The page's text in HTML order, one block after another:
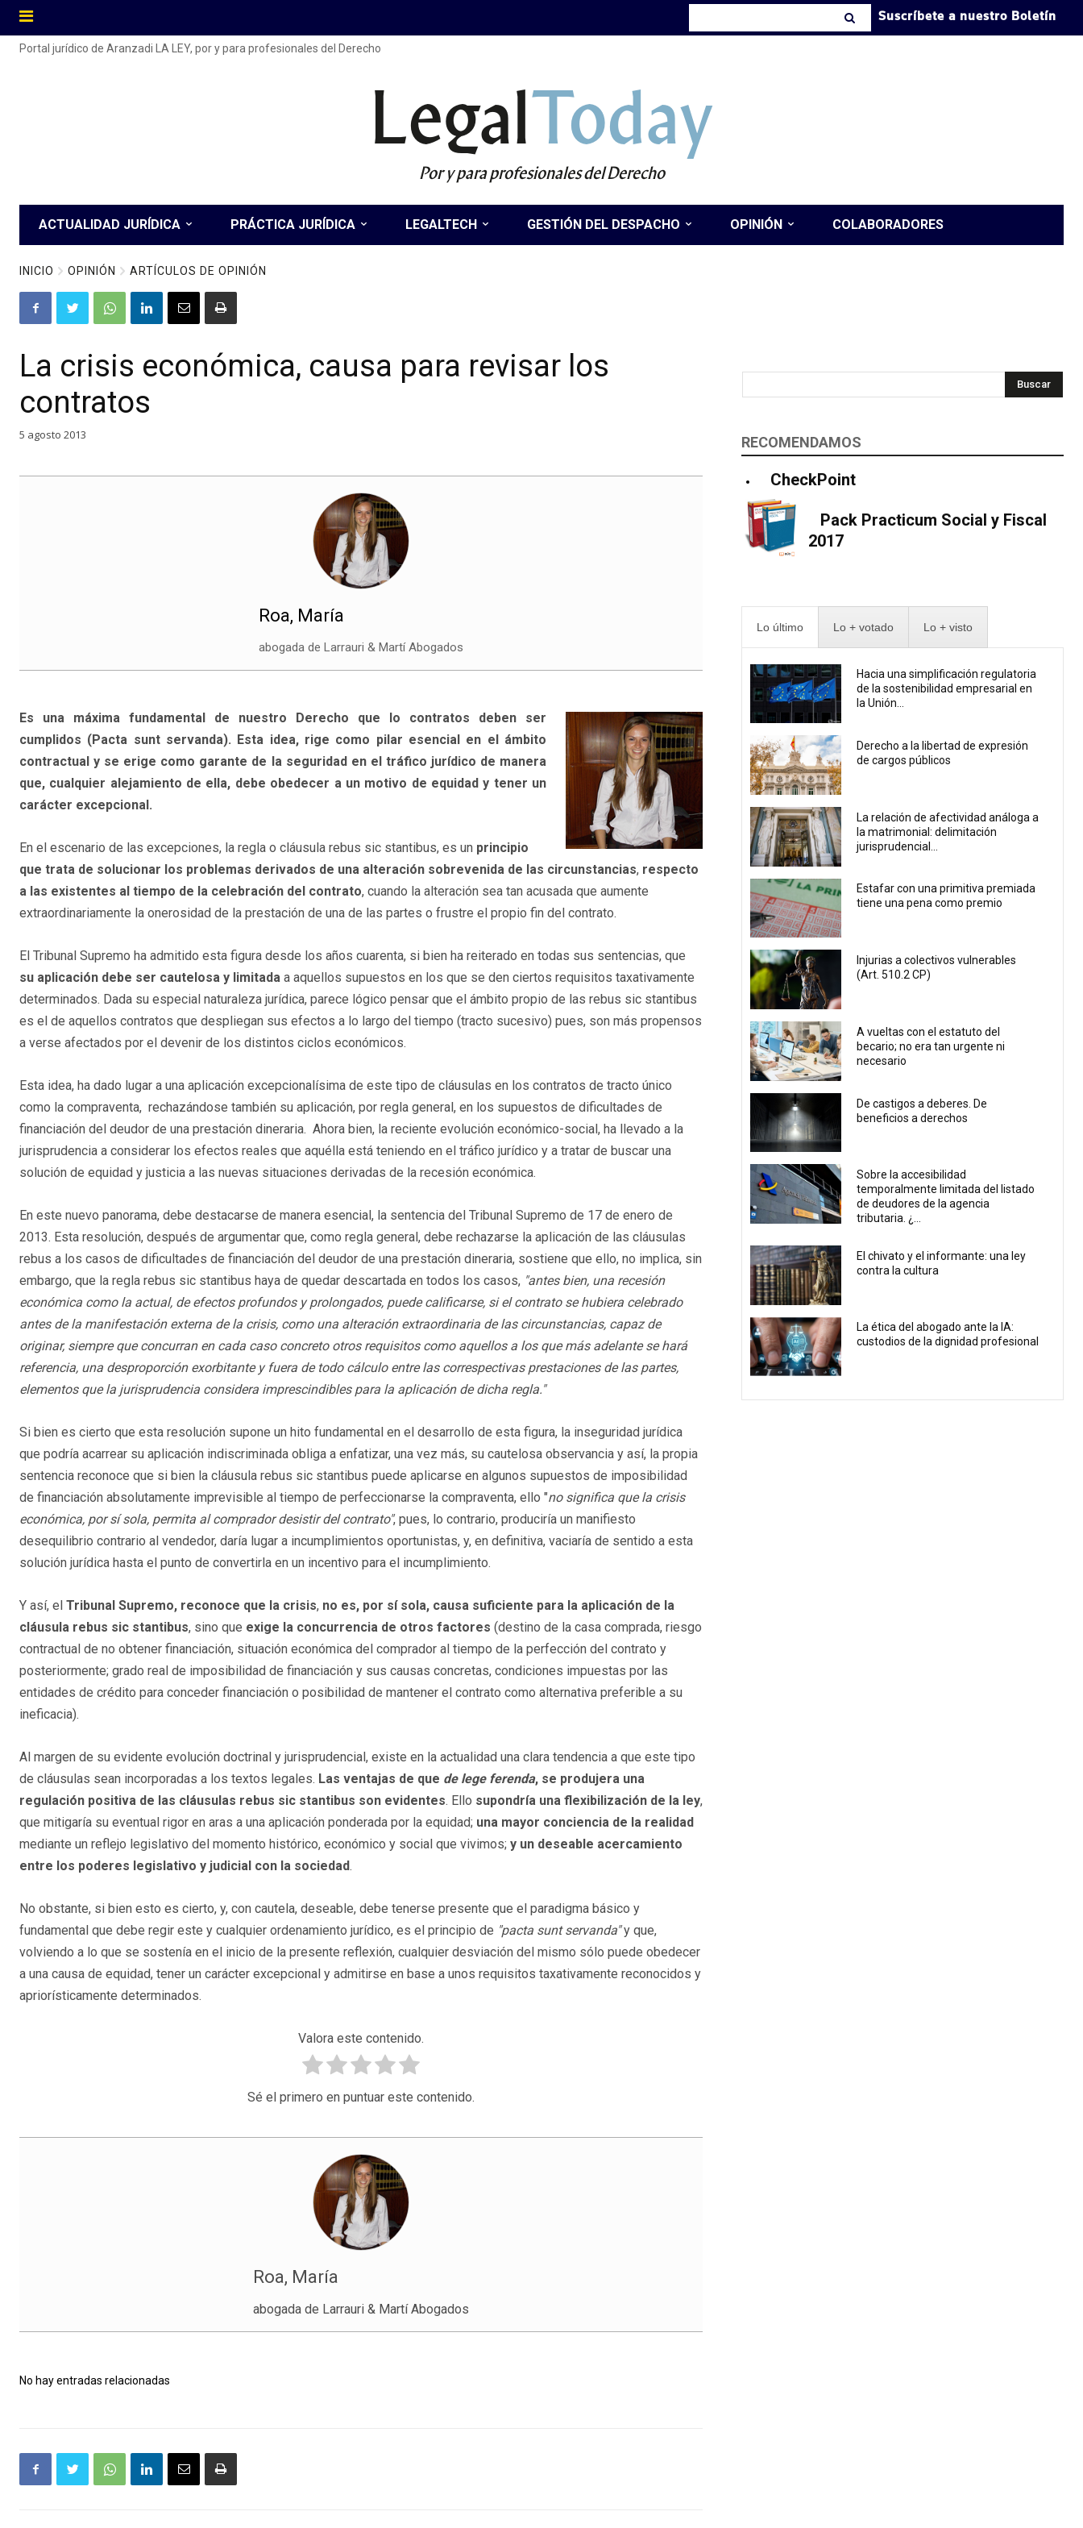
Suscríbete a nuestro Boletín
Portal jurídico de Aranzadi LA LEY, por y para profesionales del Derecho
LegalToday
Por y para profesionales del Derecho
ACTUALIDAD JURÍDICA PRÁCTICA JURÍDICA LEGALTECH GESTIÓN DEL DESPACHO OPINIÓN COLABORADORES
INICIO OPINIÓN ARTÍCULOS DE OPINIÓN
La crisis económica, causa para revisar los
contratos
5 agosto 2013
Roa, María
abogada de Larrauri & Martí Abogados
Es una máxima fundamental de nuestro Derecho que lo contratos deben ser
cumplidos (Pacta sunt servanda). Esta idea, rige como pilar esencial en el ámbito
contractual y se erige como garante de la seguridad en el tráfico jurídico de manera
que, cualquier alejamiento de ella, debe obedecer a un motivo de equidad y tener un
carácter excepcional.
En el escenario de las excepciones, la regla o cláusula rebus sic stantibus, es un principio
que trata de solucionar los problemas derivados de una alteración sobrevenida de las circunstancias, respecto
a las existentes al tiempo de la celebración del contrato, cuando la alteración sea tan acusada que aumente
extraordinariamente la onerosidad de la prestación de una de las partes o frustre el propio fin del contrato.
El Tribunal Supremo ha admitido esta figura desde los años cuarenta, si bien ha reiterado en todas sus sentencias, que
su aplicación debe ser cautelosa y limitada a aquellos supuestos en los que se den ciertos requisitos taxativamente
determinados. Dada su especial naturaleza jurídica, parece lógico pensar que el ámbito propio de las rebus sic stantibus
es el de aquellos contratos que despliegan sus efectos a lo largo del tiempo (tracto sucesivo) pues, son más propensos
a verse afectados por el devenir de los distintos ciclos económicos.
Esta idea, ha dado lugar a una aplicación excepcionalísima de este tipo de cláusulas en los contratos de tracto único
como la compraventa, rechazándose también su aplicación, por regla general, en los supuestos de dificultades de
financiación del deudor de una prestación dineraria. Ahora bien, la reciente evolución económico-social, ha llevado a la
jurisprudencia a considerar los efectos reales que aquélla está teniendo en el tráfico jurídico y a tratar de buscar una
solución de equidad y justicia a las nuevas situaciones derivadas de la recesión económica.
En este nuevo panorama, debe destacarse de manera esencial, la sentencia del Tribunal Supremo de 17 de enero de
2013. Esta resolución, después de argumentar que, como regla general, debe rechazarse la aplicación de las cláusulas
rebus a los casos de dificultades de financiación del deudor de una prestación dineraria, sostiene que ello, no implica, sin
embargo, que la regla rebus sic stantibus haya de quedar descartada en todos los casos, "antes bien, una recesión
económica como la actual, de efectos profundos y prolongados, puede calificarse, si el contrato se hubiera celebrado
antes de la manifestación externa de la crisis, como una alteración extraordinaria de las circunstancias, capaz de
originar, siempre que concurran en cada caso concreto otros requisitos como aquellos a los que más adelante se hará
referencia, una desproporción exorbitante y fuera de todo cálculo entre las correspectivas prestaciones de las partes,
elementos que la jurisprudencia considera imprescindibles para la aplicación de dicha regla."
Si bien es cierto que esta resolución supone un hito fundamental en el desarrollo de esta figura, la inseguridad jurídica
que podría acarrear su aplicación indiscriminada obliga a enfatizar, una vez más, su cautelosa observancia y así, la propia
sentencia reconoce que si bien la cláusula rebus sic stantibus puede aplicarse en algunos supuestos de imposibilidad
de financiación absolutamente imprevisible al tiempo de perfeccionarse la compraventa, ello "no significa que la crisis
económica, por sí sola, permita al comprador desistir del contrato", pues, lo contrario, produciría un manifiesto
desequilibrio contrario al vendedor, daría lugar a incumplimientos oportunistas, y, en definitiva, vaciaría de sentido a esta
solución jurídica hasta el punto de convertirla en un incentivo para el incumplimiento.
Y así, el Tribunal Supremo, reconoce que la crisis, no es, por sí sola, causa suficiente para la aplicación de la
cláusula rebus sic stantibus, sino que exige la concurrencia de otros factores (destino de la casa comprada, riesgo
contractual de no obtener financiación, situación económica del comprador al tiempo de la perfección del contrato y
posteriormente; grado real de imposibilidad de financiación y sus causas concretas, condiciones impuestas por las
entidades de crédito para conceder financiación o posibilidad de mantener el contrato como alternativa preferible a su
ineficacia).
Al margen de su evidente evolución doctrinal y jurisprudencial, existe en la actualidad una clara tendencia a que este tipo
de cláusulas sean incorporadas a los textos legales. Las ventajas de que de lege ferenda, se produjera una
regulación positiva de las cláusulas rebus sic stantibus son evidentes. Ello supondría una flexibilización de la ley,
que mitigaría su eventual rigor en aras a una aplicación ponderada por la equidad; una mayor conciencia de la realidad
mediante un reflejo legislativo del momento histórico, económico y social que vivimos; y un deseable acercamiento
entre los poderes legislativo y judicial con la sociedad.
No obstante, si bien esto es cierto, y, con cautela, deseable, debe tenerse presente que el paradigma básico y
fundamental que debe regir este y cualquier ordenamiento jurídico, es el principio de "pacta sunt servanda"y que,
volviendo a lo que se sostenía en el inicio de la presente reflexión, cualquier desviación del mismo sólo puede obedecer
a una causa de equidad, tener un carácter excepcional y admitirse en base a unos requisitos taxativamente reconocidos y
apriorísticamente determinados.
Valora este contenido.
Sé el primero en puntuar este contenido.
Roa, María
abogada de Larrauri & Martí Abogados
No hay entradas relacionadas
Buscar
RECOMENDAMOS
CheckPoint
Pack Practicum Social y Fiscal
2017
Lo último Lo + votado Lo + visto
Hacia una simplificación regulatoria
de la sostenibilidad empresarial en
la Unión...
Derecho a la libertad de expresión
de cargos públicos
La relación de afectividad análoga a
la matrimonial: delimitación
jurisprudencial...
Estafar con una primitiva premiada
tiene una pena como premio
Injurias a colectivos vulnerables
(Art. 510.2 CP)
A vueltas con el estatuto del
becario; no era tan urgente ni
necesario
De castigos a deberes. De
beneficios a derechos
Sobre la accesibilidad
temporalmente limitada del listado
de deudores de la agencia
tributaria. ¿...
El chivato y el informante: una ley
contra la cultura
La ética del abogado ante la IA:
custodios de la dignidad profesional